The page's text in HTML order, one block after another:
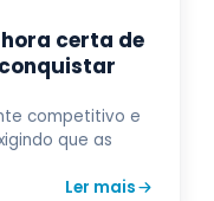
certa de
competitivo e
que as
Ler mais